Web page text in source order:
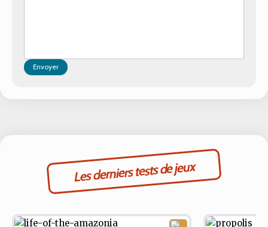
Envoyer
Les derniers tests de jeux